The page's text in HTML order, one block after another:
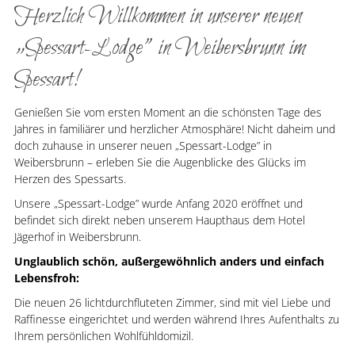
Herzlich Willkommen in unserer neuen
„Spessart-Lodge” in Weibersbrunn im
Spessart!
Genießen Sie vom ersten Moment an die schönsten Tage des
Jahres in familiärer und herzlicher Atmosphäre! Nicht daheim und
doch zuhause in unserer neuen „Spessart-Lodge” in
Weibersbrunn – erleben Sie die Augenblicke des Glücks im
Herzen des Spessarts.
Unsere „Spessart-Lodge” wurde Anfang 2020 eröffnet und
befindet sich direkt neben unserem Haupthaus dem Hotel
Jägerhof in Weibersbrunn.
Unglaublich schön, außergewöhnlich anders und einfach
Lebensfroh:
Die neuen 26 lichtdurchfluteten Zimmer, sind mit viel Liebe und
Raffinesse eingerichtet und werden während Ihres Aufenthalts zu
Ihrem persönlichen Wohlfühldomizil.